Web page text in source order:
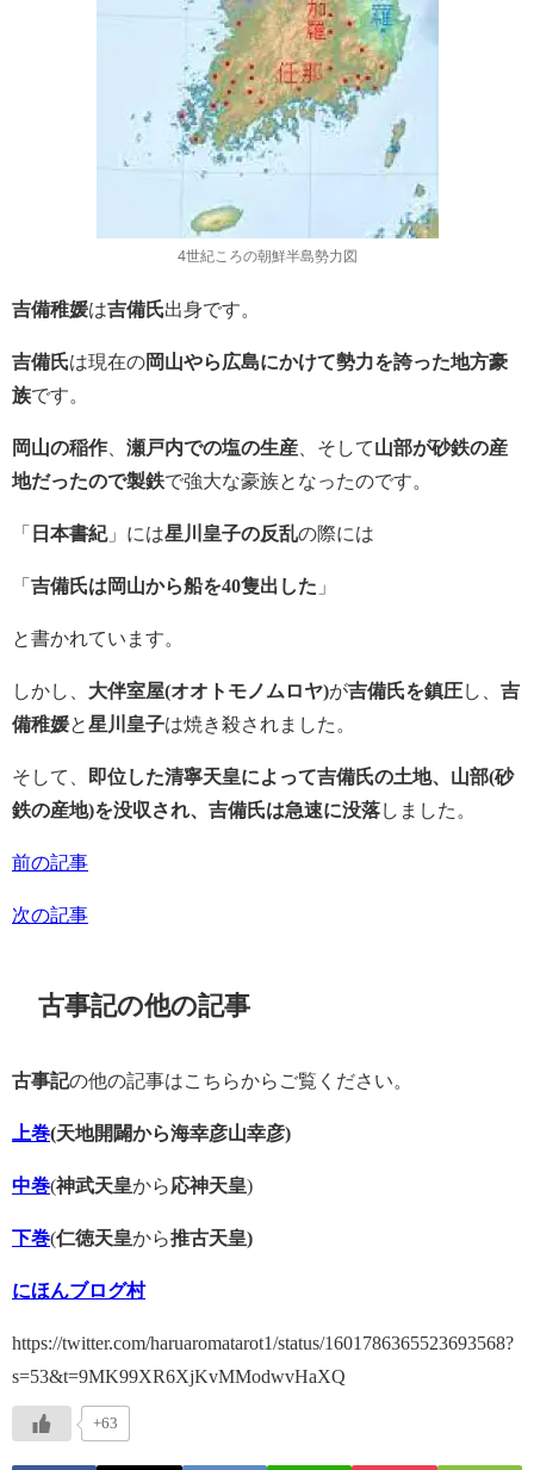
4世紀ころの朝鮮半島勢力図
吉備稚媛は吉備氏出身です。
吉備氏は現在の岡山やら広島にかけて勢力を誇った地方豪
族です。
岡山の稲作 瀬戸内での塩の生産 、そして山部が砂鉄の産
地だったので製鉄で強大な豪族となったのです。
「 日本書紀」には星川皇子の反乱の際には
「 吉備氏は岡山から船を40隻出した 」
と書かれています。
しかし、 大伴室屋(オオトモノムロヤ)が吉備氏を鎮圧し、 吉
備稚媛と星川皇子は焼き殺されました。
そして、
即位した清寧天皇によって吉備氏の土地、山部(砂
鉄の産地)を没収され、吉備氏は急速に没落しました。
前の記事
次の記事
古事記の他の記事
古事記の他の記事はこちらからご覧ください。
上巻(天地開闢から海幸彦山幸彦)
中巻(神武天皇から応神天皇)
下巻(仁徳天皇から推古天皇)
にほんブログ村
https://twitter.com/haruaromatarot1/status/1601786365523693568?
s=53&t=9MK99XR6XjKvMModwvHaXQ
+63